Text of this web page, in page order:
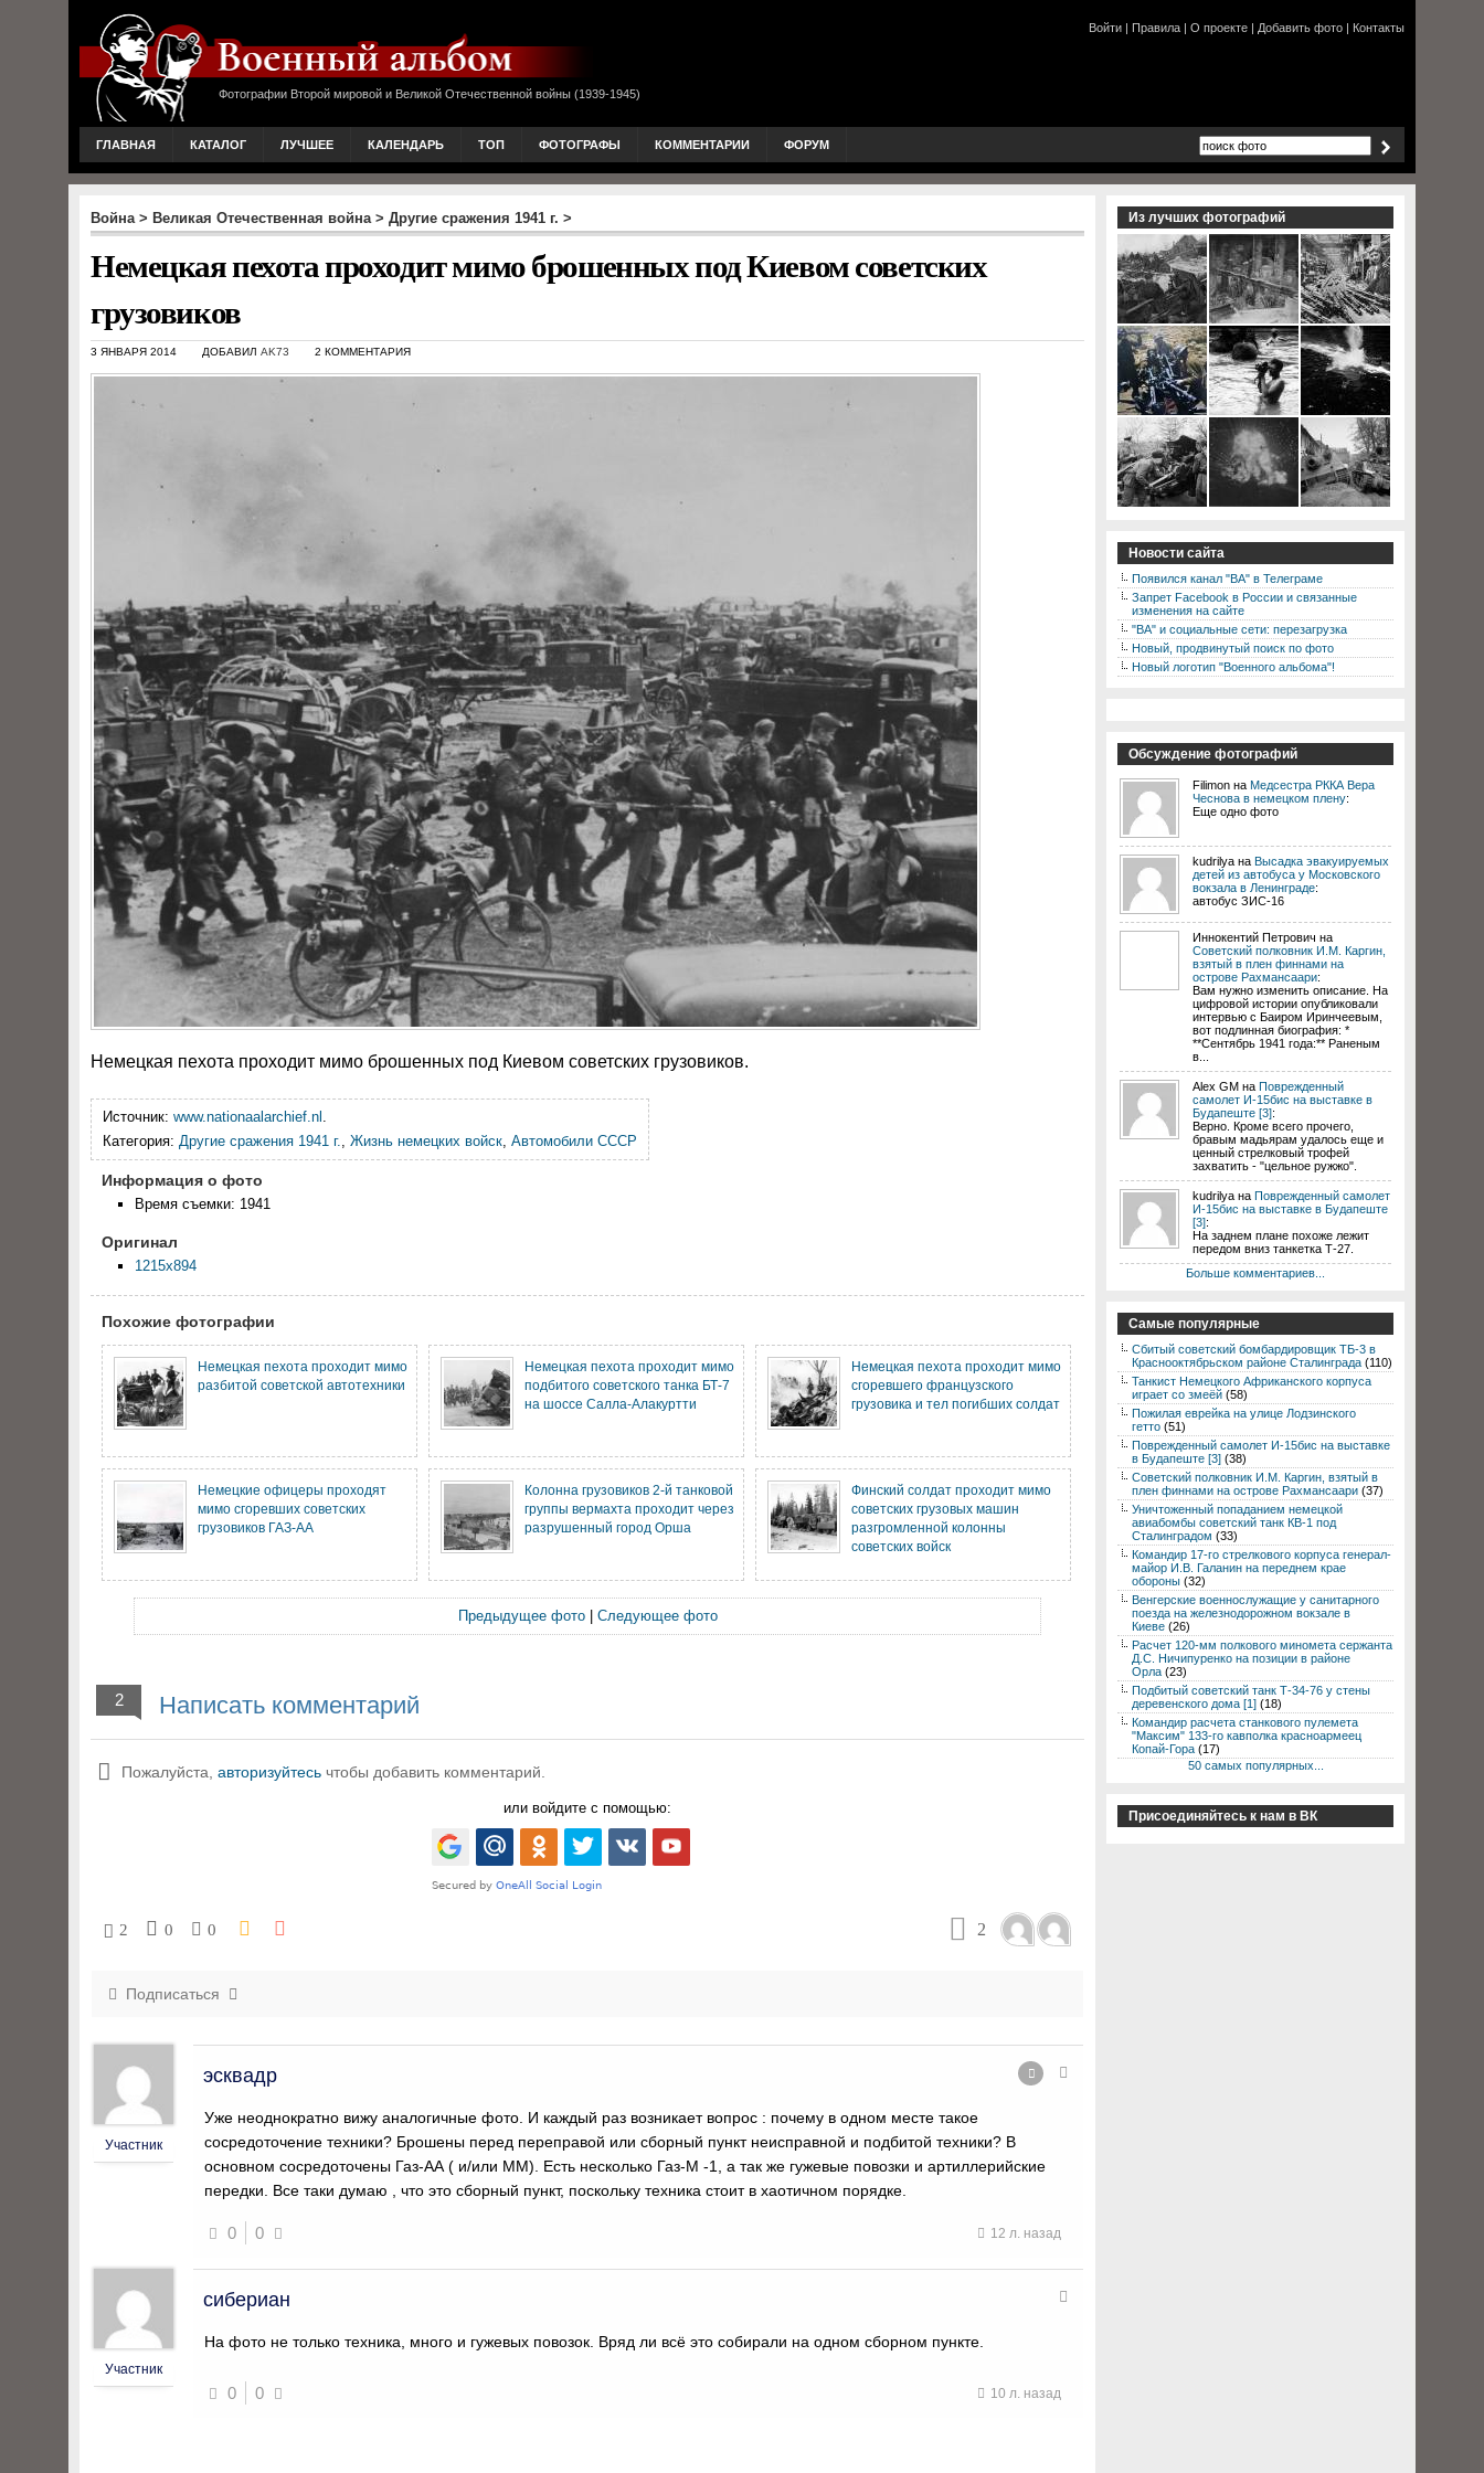
Фотографии Второй мировой и Великой Отечественной войны (1939-1945)
Войти | Правила | О проекте | Добавить фото | Контакты
ГЛАВНАЯ КАТАЛОГ ЛУЧШЕЕ КАЛЕНДАРЬ ТОП ФОТОГРАФЫ КОММЕНТАРИИ ФОРУМ
Война> Великая Отечественная война> Другие сражения 1941 г. >
Немецкая пехота проходит мимо брошенных под Киевом советских
грузовиков
3 ЯНВАРЯ 2014 ДОБАВИЛ AK73 2 КОММЕНТАРИЯ
Немецкая пехота проходит мимо брошенных под Киевом советских грузовиков.
Источник: www.nationaalarchief.nl .
Категория: Другие сражения 1941 г., Жизнь немецких войск, Автомобили СССР
Информация о фото
Время съемки: 1941
Оригинал
1215x894
Похожие фотографии
Немецкая пехота проходит мимо
разбитой советской автотехники
Немецкая пехота проходит мимо
подбитого советского танка БТ-7
на шоссе Салла-Алакуртти
Немецкая пехота проходит мимо
сгоревшего французского
грузовика и тел погибших солдат
Немецкие офицеры проходят
мимо сгоревших советских
грузовиков ГАЗ-АА
Колонна грузовиков 2-й танковой
группы вермахта проходит через
разрушенный город Орша
Финский солдат проходит мимо
советских грузовых машин
разгромленной колонны
советских войск
Предыдущее фото| Следующее фото
2 Написать комментарий
Пожалуйста, авторизуйтесь чтобы добавить комментарий.
или войдите с помощью:
2 0 0 2
Подписаться
Участник
эсквадр
Уже неоднократно вижу аналогичные фото. И каждый раз возникает вопрос : почему в одном месте такое
сосредоточение техники? Брошены перед переправой или сборный пункт неисправной и подбитой техники? В
основном сосредоточены Газ-АА ( и/или ММ). Есть несколько Газ-М -1, а так же гужевые повозки и артиллерийские
передки. Все таки думаю , что это сборный пункт, поскольку техника стоит в хаотичном порядке.
0 0 12 л. назад
Участник
сибериан
На фото не только техника, много и гужевых повозок. Вряд ли всё это собирали на одном сборном пункте.
0 0 10 л. назад
Из лучших фотографий
Новости сайта
Появился канал "ВА" в Телеграме
Запрет Facebook в России и связанные
изменения на сайте
"ВА" и социальные сети: перезагрузка
Новый, продвинутый поиск по фото
Новый логотип "Военного альбома"!
Обсуждение фотографий
Filimon на Медсестра РККА Вера
Чеснова в немецком плену:
Еще одно фото
kudrilya на Высадка эвакуируемых
детей из автобуса у Московского
вокзала в Ленинграде:
автобус ЗИС-16
Иннокентий Петрович на
Советский полковник И.М. Каргин,
взятый в плен финнами на
острове Рахмансаари:
Вам нужно изменить описание. На
цифровой истории опубликовали
интервью с Баиром Иринчеевым,
вот подлинная биография: *
**Сентябрь 1941 года:** Раненым
в...
Alex GM на Поврежденный
самолет И-15бис на выставке в
Будапеште [3]:
Верно. Кроме всего прочего,
бравым мадьярам удалось еще и
ценный стрелковый трофей
захватить - "цельное ружжо".
kudrilya на Поврежденный самолет
И-15бис на выставке в Будапеште
[3]:
На заднем плане похоже лежит
передом вниз танкетка Т-27.
Больше комментариев...
Самые популярные
Сбитый советский бомбардировщик ТБ-3 в
Краснооктябрьском районе Сталинграда (110)
Танкист Немецкого Африканского корпуса
играет со змеёй (58)
Пожилая еврейка на улице Лодзинского
гетто (51)
Поврежденный самолет И-15бис на выставке
в Будапеште [3] (38)
Советский полковник И.М. Каргин, взятый в
плен финнами на острове Рахмансаари (37)
Уничтоженный попаданием немецкой
авиабомбы советский танк КВ-1 под
Сталинградом (33)
Командир 17-го стрелкового корпуса генерал-
майор И.В. Галанин на переднем крае
обороны (32)
Венгерские военнослужащие у санитарного
поезда на железнодорожном вокзале в
Киеве (26)
Расчет 120-мм полкового миномета сержанта
Д.С. Ничипуренко на позиции в районе
Орла (23)
Подбитый советский танк Т-34-76 у стены
деревенского дома [1] (18)
Командир расчета станкового пулемета
"Максим" 133-го кавполка красноармеец
Копай-Гора (17)
50 самых популярных...
Присоединяйтесь к нам в ВК